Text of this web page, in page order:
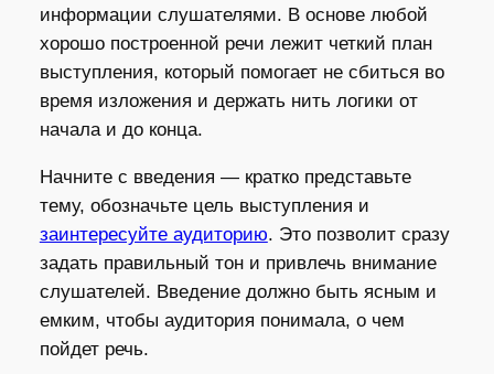
информации слушателями. В основе любой
хорошо построенной речи лежит четкий план
выступления, который помогает не сбиться во
время изложения и держать нить логики от
начала и до конца.
Начните с введения — кратко представьте
тему, обозначьте цель выступления и
заинтересуйте аудиторию. Это позволит сразу
задать правильный тон и привлечь внимание
слушателей. Введение должно быть ясным и
емким, чтобы аудитория понимала, о чем
пойдет речь.